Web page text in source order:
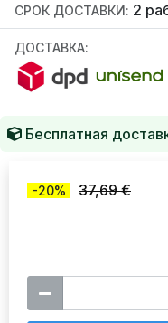
СРОК ДОСТАВКИ: 2
ДОСТАВКА:
Бесплатная
-20% 37,69 €